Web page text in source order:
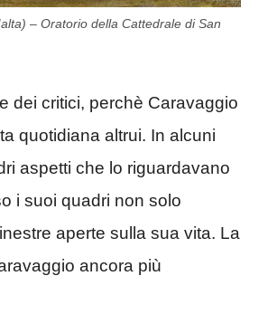
– Oratorio della Cattedrale di San
dei critici, perchè Caravaggio
quotidiana altrui. In alcuni
aspetti che lo riguardavano
i suoi quadri non solo
aperte sulla sua vita. La
ancora più